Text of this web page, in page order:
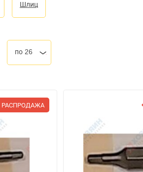
Шлиц
по 26
РАСПРОДАЖА